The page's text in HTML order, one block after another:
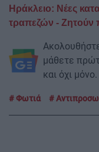
Ηράκλειο: Νέες
τραπεζών - Ζητούν
μάθετε
και όχι μόνο.
Φωτιά